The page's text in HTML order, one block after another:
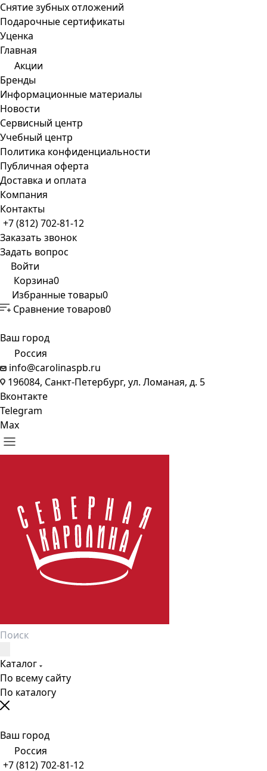
Снятие зубных отложений
Подарочные сертификаты
Уценка
Главная
Акции
Бренды
Информационные материалы
Новости
Сервисный центр
Учебный центр
Политика конфиденциальности
Публичная оферта
Доставка и оплата
Компания
Контакты
+7 (812) 702-81-12
Заказать звонок
Задать вопрос
Войти
Корзина0
Избранные товары0
Сравнение товаров0
Ваш город
Россия
info@carolinaspb.ru
196084, Санкт-Петербург, ул. Ломаная, д. 5
Вконтакте
Telegram
Max
Каталог
По всему сайту
По каталогу
Ваш город
Россия
+7 (812) 702-81-12